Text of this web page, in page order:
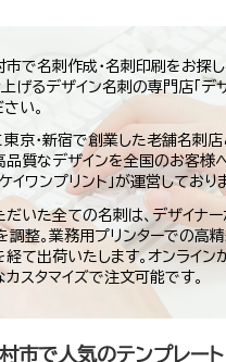
市で名刺作成・名刺印刷をお探
げるデザイン名刺の専門店「デ
い。
京・新宿で創業した老舗名刺
品質なデザインを全国のお客様
イワンプリント」が運営しており
だいた全ての名刺は、デザイナ
を調整。業務用プリンターでの高
て出荷いたします。オンライン
スタマイズで注文可能です。
市で人気のテンプレート